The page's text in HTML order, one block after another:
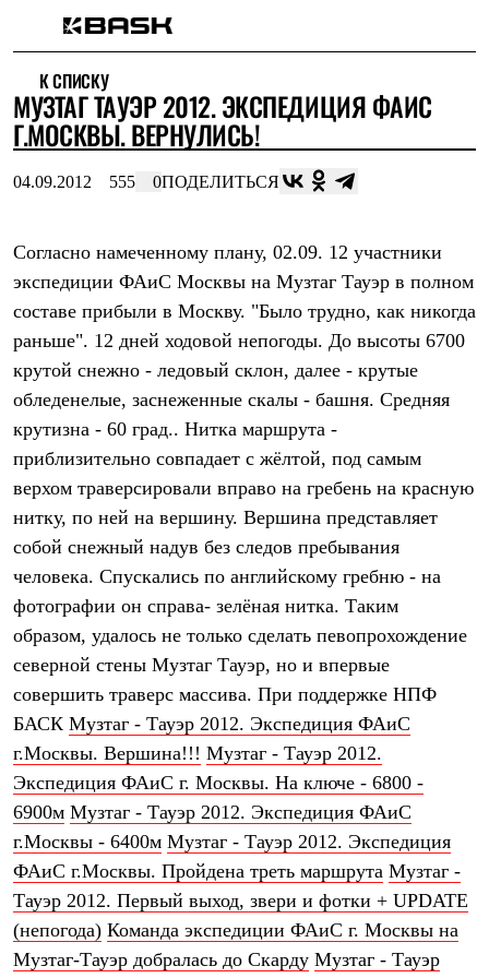
Интернет-магазин
Мужская одежда
Утепленная пухом
Куртки
Жилеты
Куртки
Штормовая одежда
Куртки
Софтшелл одежда
Куртки
Брюки
Флисовая одежда
Куртки
Брюки
Термобелье
Теплое термобелье
Среднее термобелье
Легкое термобелье
Лёгкая одежда
Футболки
Рубашки
Толстовки
Брюки
Женская одежда
Утепленная пухом
Куртки
Брюки
Жилеты
Утепленная синтетикой
Куртки
Брюки
Штормовая одежда
Куртки
Софтшелл одежда
Куртки
Брюки
Лёгкая одежда
К СПИСКУ
МУЗТАГ ТАУЭР 2012. ЭКСПЕДИЦИЯ ФАИС
Г.МОСКВЫ. ВЕРНУЛИСЬ!
04.09.2012 555 0ПОДЕЛИТЬСЯ
Согласно намеченному плану, 02.09. 12 участники
экспедиции ФАиС Москвы на Музтаг Тауэр в полном
составе прибыли в Москву. "Было трудно, как никогда
раньше". 12 дней ходовой непогоды. До высоты 6700
крутой снежно - ледовый склон, далее - крутые
обледенелые, заснеженные скалы - башня. Средняя
крутизна - 60 град.. Нитка маршрута -
приблизительно совпадает с жёлтой, под самым
верхом траверсировали вправо на гребень на красную
нитку, по ней на вершину. Вершина представляет
собой снежный надув без следов пребывания
человека. Спускались по английскому гребню - на
фотографии он справа- зелёная нитка. Таким
образом, удалось не только сделать певопрохождение
северной стены Музтаг Тауэр, но и впервые
совершить траверс массива. При поддержке НПФ
БАСК Музтаг - Тауэр 2012. Экспедиция ФАиС
г.Москвы. Вершина!!! Музтаг - Тауэр 2012.
Экспедиция ФАиС г. Москвы. На ключе - 6800 -
6900м Музтаг - Тауэр 2012. Экспедиция ФАиС
г.Москвы - 6400м Музтаг - Тауэр 2012. Экспедиция
ФАиС г.Москвы. Пройдена треть маршрута Музтаг -
Тауэр 2012. Первый выход, звери и фотки + UPDATE
(непогода) Команда экспедиции ФАиС г. Москвы на
Музтаг-Тауэр добралась до Скарду Музтаг - Тауэр